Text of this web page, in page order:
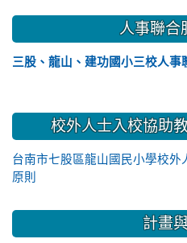
人事聯合
三股、龍山、建功國小三校人事
校外人士入校協助
台南市七股區龍山國民小學校
原則
計畫